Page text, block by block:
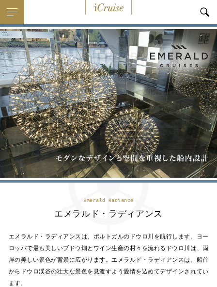
Emerald Radiance
エメラルド・ラディアンス
エメラルド・ラディアンスは、ポルトガルのドウロ川を航行します。ヨー
ロッパで最も美しいブドウ畑とワイン生産の村々を流れるドウロ川は、両
岸の美しい景色が背景に広がります。エメラルド・ラディアンスは、船首
からドウロ渓谷の壮大な景色を見渡すよう愛情を込めてデザインされてい
ます。